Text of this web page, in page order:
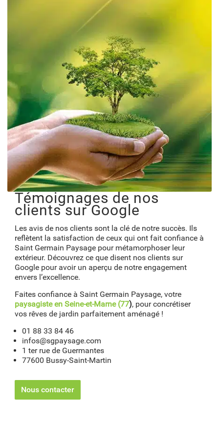
Témoignages de nos
clients sur Google
Les avis de nos clients sont la clé de notre succès. Ils
reflètent la satisfaction de ceux qui ont fait confiance à
Saint Germain Paysage pour métamorphoser leur
extérieur. Découvrez ce que disent nos clients sur
Google pour avoir un aperçu de notre engagement
envers l’excellence.
Faites confiance à Saint Germain Paysage, votre
paysagiste en Seine-et-Marne (77), pour concrétiser
vos rêves de jardin parfaitement aménagé !
01 88 33 84 46
infos@sgpaysage.com
1 ter rue de Guermantes
77600 Bussy-Saint-Martin
Nous contacter